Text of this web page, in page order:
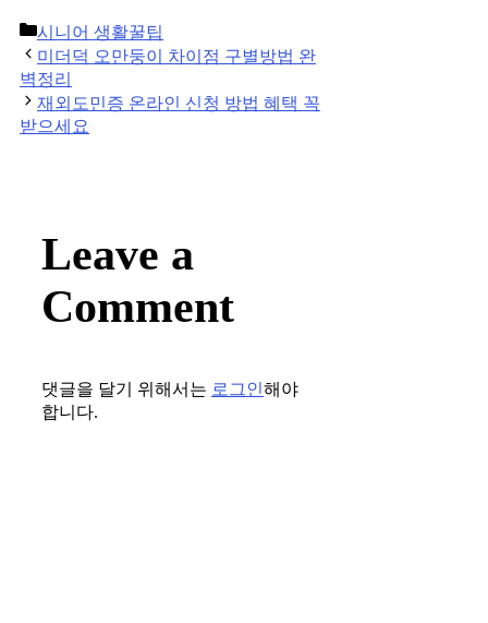
Categories
시니어 생활꿀팁
Post
navigation
미더덕 오만둥이 차이점 구별방법 완
벽정리
재외도민증 온라인 신청 방법 혜택 꼭
받으세요
Leave a
Comment
댓글을 달기 위해서는 로그인해야
합니다.